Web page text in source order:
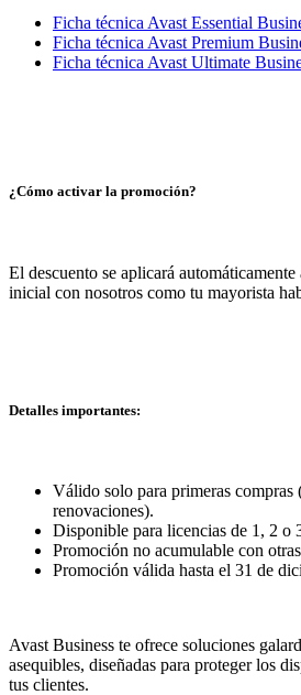
Ficha técnica Avast Essential
Ficha técnica Avast Premium
Ficha técnica Avast Ultimate
¿Cómo activar la promoción?
El descuento se aplicará
inicial con nosotros como tu mayorista
Detalles importantes:
Válido solo para primeras compras
renovaciones).
Disponible para licencias de 1, 2 o
Promoción no acumulable con
Promoción válida hasta el 31 de
Avast Business te ofrece soluciones
asequibles, diseñadas para proteger los
tus clientes.